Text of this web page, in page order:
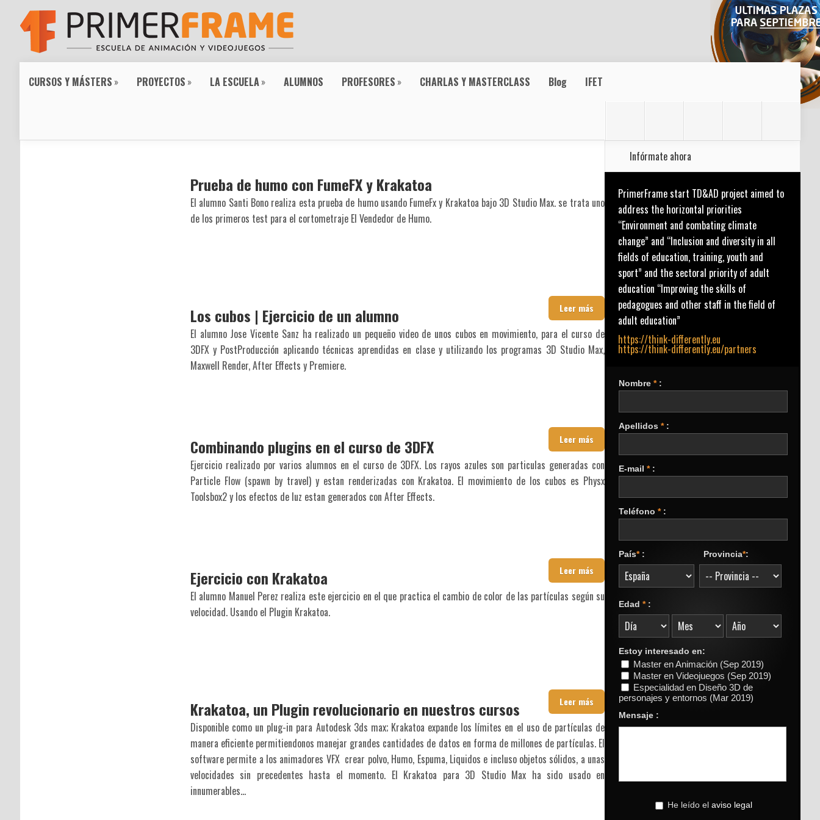
CURSOS Y MÁSTERS » PROYECTOS » LA ESCUELA» ALUMNOS PROFESORES » CHARLAS Y MASTERCLASS Blog IFET
Prueba de humo con FumeFX y Krakatoa
El alumno Santi Bono realiza esta prueba de humo usando FumeFx y Krakatoa bajo 3D Studio Max. se trata uno
de los primeros test para el cortometraje El Vendedor de Humo.
Leer más
Los cubos | Ejercicio de un alumno
El alumno Jose Vicente Sanz ha realizado un pequeño video de unos cubos en movimiento, para el curso de
3DFX y PostProducción aplicando técnicas aprendidas en clase y utilizando los programas 3D Studio Max,
Maxwell Render, After Effects y Premiere.
Leer más
Combinando plugins en el curso de 3DFX
Ejercicio realizado por varios alumnos en el curso de 3DFX. Los rayos azules son particulas generadas con
Particle Flow (spawn by travel) y estan renderizadas con Krakatoa. El movimiento de los cubos es Physx
Toolsbox2 y los efectos de luz estan generados con After Effects.
Leer más
Ejercicio con Krakatoa
El alumno Manuel Perez realiza este ejercicio en el que practica el cambio de color de las partículas según su
velocidad. Usando el Plugin Krakatoa.
Leer más
Krakatoa, un Plugin revolucionario en nuestros cursos
Disponible como un plug-in para Autodesk 3ds max; Krakatoa expande los límites en el uso de partículas de
manera eficiente permitiendonos manejar grandes cantidades de datos en forma de millones de partículas. El
software permite a los animadores VFX crear polvo, Humo, Espuma, Liquidos e incluso objetos sólidos, a unas
velocidades sin precedentes hasta el momento. El Krakatoa para 3D Studio Max ha sido usado en
innumerables...
Infórmate ahora
PrimerFrame start TD&AD project aimed to
address the horizontal priorities
“Environment and combating climate
change” and “Inclusion and diversity in all
fields of education, training, youth and
sport” and the sectoral priority of adult
education “Improving the skills of
pedagogues and other staff in the field of
adult education”
https://think-differently.eu
https://think-differently.eu/partners
Nombre *:
Apellidos *:
E-mail *:
Teléfono *:
País*: Provincia*:
Edad *:
Estoy interesado en:
Master en Animación (Sep 2019)
Master en Videojuegos (Sep 2019)
Especialidad en Diseño 3D de
personajes y entornos (Mar 2019)
Mensaje :
He leído el aviso legal